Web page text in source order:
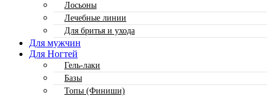
Лосьоны
Лечебные линии
Для бритья и ухода
Для мужчин
Для Ногтей
Гель-лаки
Базы
Топы (Финиши)